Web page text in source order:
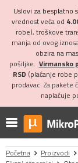
Uslovi za besplatno
vrednost veća od
robe), troškove
manja od ovog
obzira na
pošiljke. Virmansko
RSD (plaćanje robe
prodavac. Za pakete
naplaćuje
Početna Proizvodi